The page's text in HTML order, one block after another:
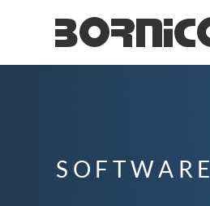
SOFTWARE